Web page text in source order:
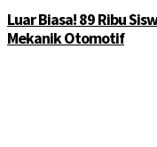
Luar Biasa! 89 Ribu
Mekanik Otomotif